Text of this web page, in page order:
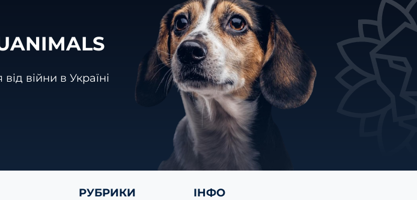
війни в Україні
РУБРИКИ ІНФО